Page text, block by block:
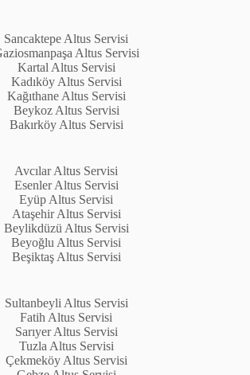
Sancaktepe Altus Servisi
Altus Servisi
Kartal Altus Servisi
Kadıköy Altus Servisi
Kağıthane Altus Servisi
Beykoz Altus Servisi
Bakırköy Altus Servisi
Avcılar Altus Servisi
Esenler Altus Servisi
Eyüp Altus Servisi
Ataşehir Altus Servisi
Beylikdüzü Altus Servisi
Beyoğlu Altus Servisi
Beşiktaş Altus Servisi
Sultanbeyli Altus Servisi
Fatih Altus Servisi
Sarıyer Altus Servisi
Tuzla Altus Servisi
Çekmeköy Altus Servisi